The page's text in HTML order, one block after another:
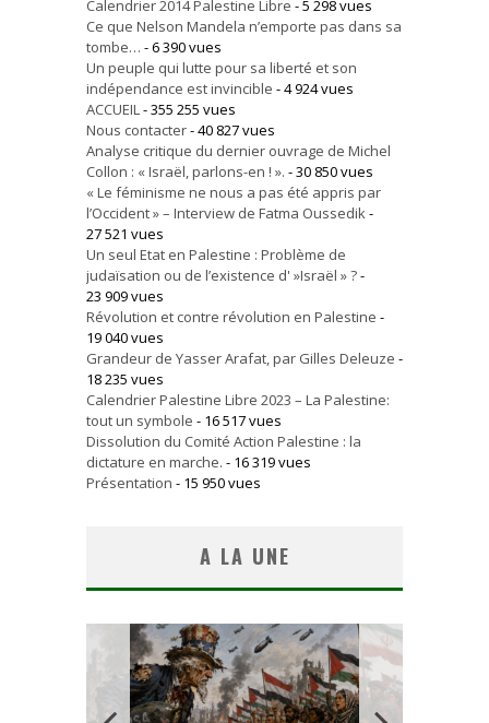
Calendrier 2014 Palestine Libre - 5 298 vues
Ce que Nelson Mandela n’emporte pas dans sa
tombe… - 6 390 vues
Un peuple qui lutte pour sa liberté et son
indépendance est invincible - 4 924 vues
ACCUEIL - 355 255 vues
Nous contacter- 40 827 vues
Analyse critique du dernier ouvrage de Michel
Collon : « Israël, parlons-en ! ». - 30 850 vues
« Le féminisme ne nous a pas été appris par
l’Occident » – Interview de Fatma Oussedik -
27 521 vues
Un seul Etat en Palestine : Problème de
judaïsation ou de l’existence d' »Israël » ?-
23 909 vues
Révolution et contre révolution en Palestine -
19 040 vues
Grandeur de Yasser Arafat, par Gilles Deleuze -
18 235 vues
Calendrier Palestine Libre 2023 – La Palestine:
tout un symbole - 16 517 vues
Dissolution du Comité Action Palestine : la
dictature en marche. - 16 319 vues
Présentation - 15 950 vues
A LA UNE